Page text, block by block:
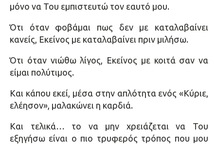
μόνο να Του εμπιστευτώ τον εαυτό μου.
Ότι όταν φοβάμαι πως δεν με καταλαβαίνει
κανείς, Εκείνος με καταλαβαίνει πριν μιλήσω.
Ότι όταν νιώθω λίγος, Εκείνος με κοιτά σαν να
είμαι πολύτιμος.
Και κάπου εκεί, μέσα στην απλότητα ενός «Κύριε,
ελέησον», μαλακώνει η καρδιά.
Και τελικά… το να μην χρειάζεται να Του
εξηγήσω είναι ο πιο τρυφερός τρόπος που μου